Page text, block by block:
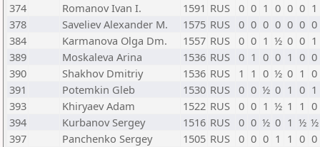
374
Romanov Ivan I. 1591 RUS 0 0 1 0 0 0 1
378
Saveliev Alexander M. 1575 RUS 0 0 0 0 0 0 0
384
Karmanova Olga Dm. 1557 RUS 0 0 1 ½ 0 0 1
389
Moskaleva Arina 1536 RUS 0 1 0 0 1 0 0
390
Shakhov Dmitriy 1536 RUS 1 1 0 ½ 0 1 0
391
Potemkin Gleb 1530 RUS 0 0 ½ 0 1 0 1
393
Khiryaev Adam 1522 RUS 0 0 1 ½ 1 1 0
394
Kurbanov Sergey 1516 RUS 0 0 ½ 0 1 ½ ½
397
Panchenko Sergey 1505 RUS 0 0 0 1 1 0 0